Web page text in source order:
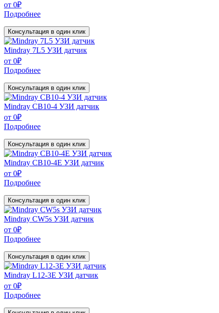
от 0₽
Подробнее
Консультация в один клик
Mindray 7L5 УЗИ датчик
от 0₽
Подробнее
Консультация в один клик
Mindray CB10-4 УЗИ датчик
от 0₽
Подробнее
Консультация в один клик
Mindray CB10-4E УЗИ датчик
от 0₽
Подробнее
Консультация в один клик
Mindray CW5s УЗИ датчик
от 0₽
Подробнее
Консультация в один клик
Mindray L12-3E УЗИ датчик
от 0₽
Подробнее